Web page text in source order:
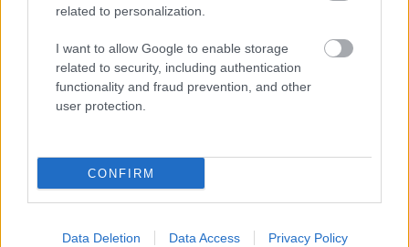
related to personalization.
I want to allow Google to enable storage
related to security, including authentication
functionality and fraud prevention, and other
user protection.
CONFIRM
Data Deletion Data Access Privacy Policy
via
Email
ELŐZŐ POSZT
A körmeid sokat elárulhatnak az
egészségedről